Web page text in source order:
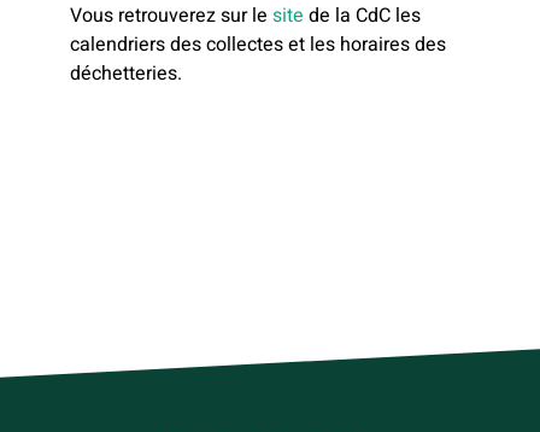
Vous retrouverez sur le site de la CdC les
calendriers des collectes et les horaires des
déchetteries.